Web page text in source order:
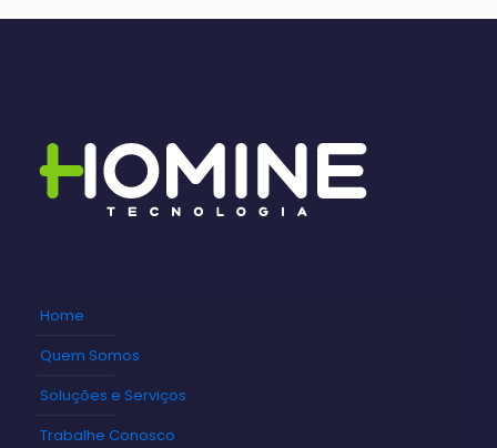
Home
Quem Somos
Soluções e Serviços
Trabalhe Conosco